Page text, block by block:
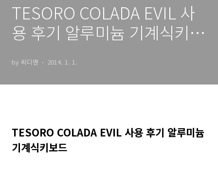
TESORO COLADA EVIL 사
용 후기 알루미늄 기계식키보
by 씨디맨 2014. 1. 1.
TESORO COLADA EVIL 사용 후기 알루미늄
기계식키보드